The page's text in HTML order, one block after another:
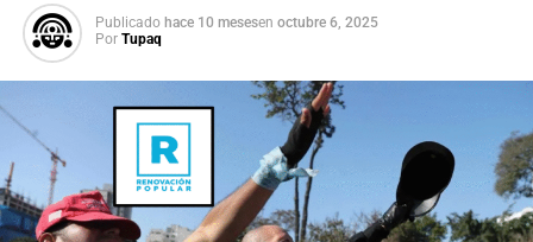
Publicado hace 10 mesesen octubre 6, 2025
Por Tupaq